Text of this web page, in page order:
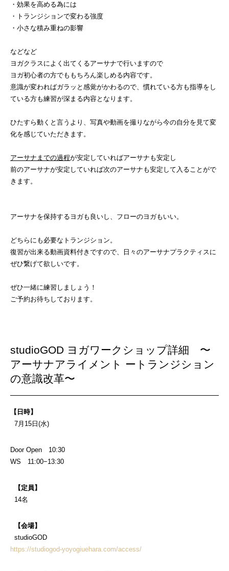
・効果を高める為には
・トランジションで変わる強度
・小さな積み重ねの影響
などなど
ヨガクラスによく出てくるアーサナで行いますので
ヨガ初心者の方でももちろん楽しめる内容です。
意識が変わればガラッと感覚がかわるので、慣れている方も指導をし
ている方も練習が深まる内容となります。
ひたすら動くと言うより、写真や動画を撮りながら今の自分を見て変
化を感じていただきます。
アーサナまでの過程が安定していればアーサナも安定し
前のアーサナが安定していれば次のアーサナも安定して入ることがで
きます。
アーサナを保持するヨガも良いし、フローのヨガもいい。
どちらにも必要なトランジション。
復習が出来る動画資料付きですので、日々のアーサナプラクティスに
ぜひ繋げて欲しいです。
ぜひ一緒に練習しましょう！
ご予約お待ちしております。
studioGOD ヨガワークショップ詳細 〜
アーサナアライメント ートランジション
の意識改革〜
【日時】
7月15日(水)
Door Open 10:30
WS 11:00−13:30
【定員】
14名
【会場】
studioGOD
https://studiogod-yoyogiuehara.com/access/